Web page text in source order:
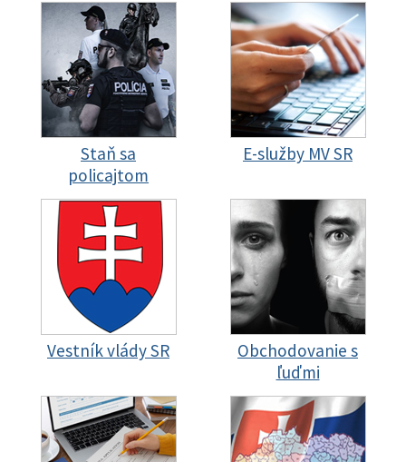
Staň sa
policajtom
E-služby MV SR
Vestník vlády SR
Obchodovanie s
ľuďmi